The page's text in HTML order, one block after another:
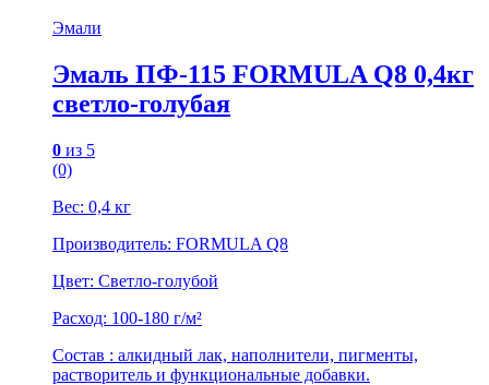
Эмали
Эмаль ПФ-115 FORMULA Q8 0,4кг
светло-голубая
0 из 5
(0)
Вес: 0,4 кг
Производитель: FORMULA Q8
Цвет: Светло-голубой
Расход: 100-180 г/м²
Состав : алкидный лак, наполнители, пигменты,
растворитель и функциональные добавки.